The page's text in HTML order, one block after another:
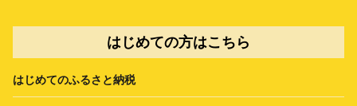
はじめての方はこちら
はじめてのふるさと納税